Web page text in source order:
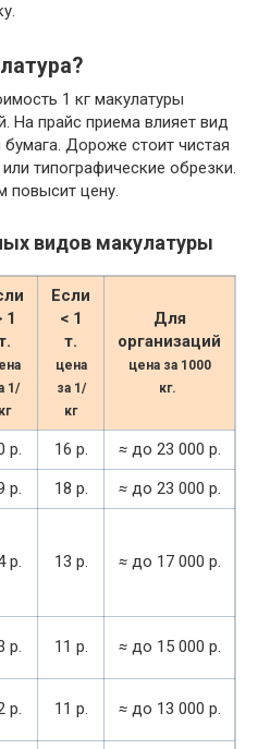
1 кг макулатуры
На прайс приема влияет вид
Дороже стоит чистая
типографические обрезки.
повысит цену.
видов макулатуры
1
1/
кг
Если
< 1
т.
цена
за 1/
кг
Для
организаций
цена за 1000
кг.
р. 16 р. ≈ до 23 000 р.
р. 18 р. ≈ до 23 000 р.
р. 13 р. ≈ до 17 000 р.
р. 11 р. ≈ до 15 000 р.
р. 11 р. ≈ до 13 000 р.